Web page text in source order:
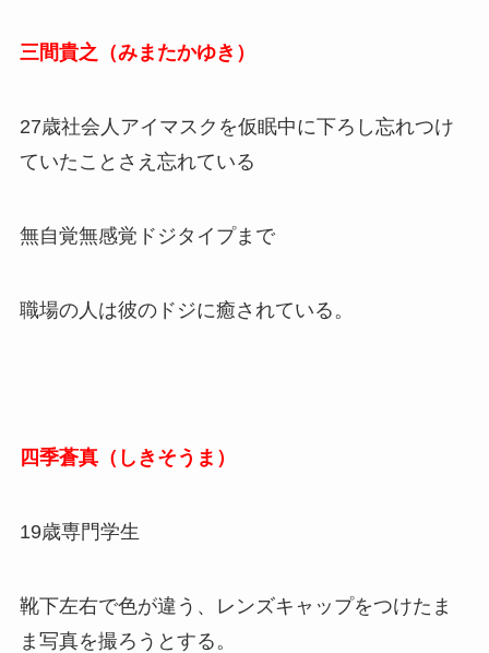
三間貴之（みまたかゆき）
27歳社会人アイマスクを仮眠中に下ろし忘れつけ
ていたことさえ忘れている
無自覚無感覚ドジタイプまで
職場の人は彼のドジに癒されている。
四季蒼真（しきそうま ）
19歳専門学生
靴下左右で色が違う、レンズキャップをつけたま
ま写真を撮ろうとする。